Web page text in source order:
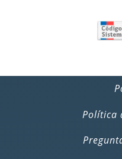
Política